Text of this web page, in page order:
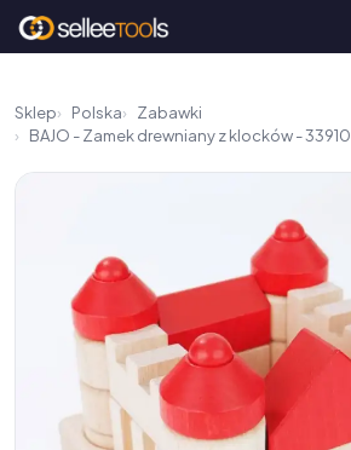
Sklep Polska
Zabawki
BAJO - Zamek drewniany z klocków - 33910